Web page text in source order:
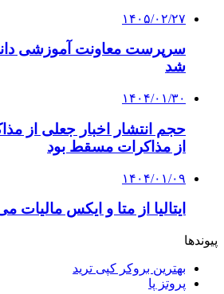
۱۴۰۵/۰۲/۲۷
سرپرست معاونت آموزشی
شد
۱۴۰۴/۰۱/۳۰
حجم انتشار اخبار جعلی از
از مذاکرات مسقط بود
۱۴۰۴/۰۱/۰۹
ایتالیا از متا و ایکس مالیات
پیوندها
بهترین بروکر کپی ترید
پروتز پا